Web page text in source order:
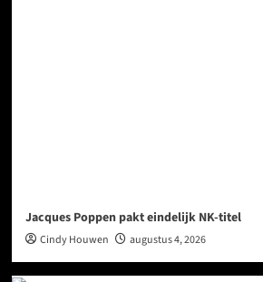
Jacques Poppen pakt eindelijk NK-titel
Cindy Houwen augustus 4, 2026